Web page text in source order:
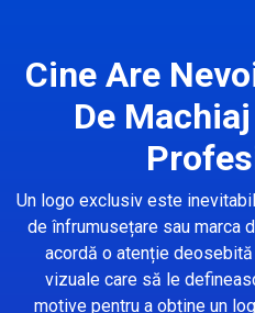
Cine Are
De
Un logo exclusiv este
de înfrumusețare sau marca
acordă o atenție
vizuale care să le
motive pentru a obține un